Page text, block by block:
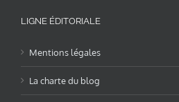
LIGNE ÉDITORIALE
Mentions légales
La charte du blog